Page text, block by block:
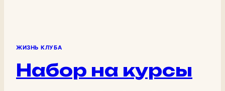
ЖИЗНЬ КЛУБА
Набор на курсы